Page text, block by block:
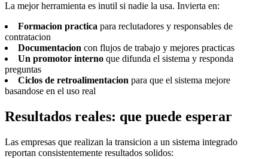
La mejor herramienta es inutil si nadie la usa. Invierta en:
Formacion practica para reclutadores y responsables de
contratacion
Documentacion con flujos de trabajo y mejores practicas
Un promotor interno que difunda el sistema y responda
preguntas
Ciclos de retroalimentacion para que el sistema mejore
basandose en el uso real
Resultados reales: que puede esperar
Las empresas que realizan la transicion a un sistema integrado
reportan consistentemente resultados solidos: